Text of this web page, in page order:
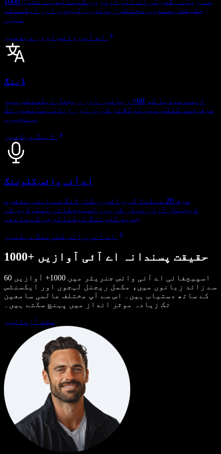
حقیقت پسندی، مختلف زبانوں، لہجوں اور ایکسنٹس
میں۔
اے آئی وائس اوور دیکھیں
ڈبنگ
اپنے میڈیا کو 60+ زبانوں اور ریجنل ایکسنٹس میں
صرف چند کلکس میں لوکلائز کریں اور زیادہ سامعین تک
پہنچیں۔
ڈبنگ دیکھیں
اے آئی وائس کلوننگ
صرف 20 سیکنڈ کی وائس ریکارڈنگ سے اپنی منفرد
ڈیجیٹل آواز تیار کریں، اسپیچفائی اسٹوڈیو کی
جدید کلوننگ ٹیکنالوجی کے ساتھ۔
اے آئی وائس کلوننگ دیکھیں
1000+ حقیقت پسندانہ اے آئی آوازیں
اسپیچفائی اے آئی وائس جنریٹر میں 1000+ آوازیں 60
سے زائد زبانوں میں، مکمل ریجنل لہجوں اور ایکسنٹس
کے ساتھ دستیاب ہیں۔ اس سے آپ مختلف عالمی سامعین
تک زیادہ موثر انداز میں پہنچ سکتے ہیں۔
مفت آزمائیں